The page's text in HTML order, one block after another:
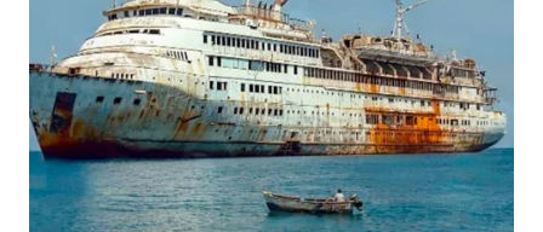
WN
NATUNA
WN
BINTAN
WN